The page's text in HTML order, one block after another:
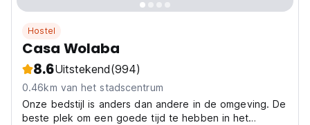
Hostel
Casa Wolaba
8.6Uitstekend(994)
0.46km van het stadscentrum
Onze bedstijl is anders dan andere in de omgeving. De
beste plek om een goede tijd te hebben in het